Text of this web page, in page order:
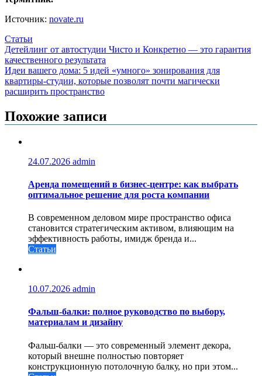
Источник: novate.ru
Статьи
Навигация
по
записям
Детейлинг от автостудии Чисто и Конкретно — это гарантия
качественного результата
Идеи вашего дома: 5 идей «умного» зонирования для
квартиры-студии, которые позволят почти магически
расширить пространство
Похожие записи
24.07.2026 admin
Аренда помещений в бизнес‑центре: как выбрать
оптимальное решение для роста компании
В современном деловом мире пространство офиса
становится стратегическим активом, влияющим на
эффективность работы, имидж бренда и...
Статьи
10.07.2026 admin
Фальш-балки: полное руководство по выбору,
материалам и дизайну
Фальш-балки — это современный элемент декора,
который внешне полностью повторяет
конструкционную потолочную балку, но при этом...